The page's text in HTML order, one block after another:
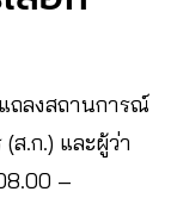
ถลงสถานการณ์
ส.ก.) และผู้ว่า
–